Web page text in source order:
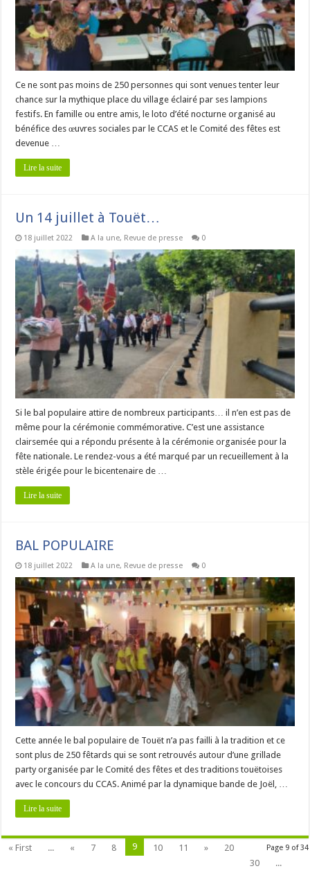
Ce ne sont pas moins de 250 personnes qui sont venues tenter leur
chance sur la mythique place du village éclairé par ses lampions
festifs. En famille ou entre amis, le loto d’été nocturne organisé au
bénéfice des œuvres sociales par le CCAS et le Comité des fêtes est
devenue …
Lire la suite
Un 14 juillet à Touët…
18 juillet 2022 A la une, Revue de presse 0
Si le bal populaire attire de nombreux participants… il n’en est pas de
même pour la cérémonie commémorative. C’est une assistance
clairsemée qui a répondu présente à la cérémonie organisée pour la
fête nationale. Le rendez-vous a été marqué par un recueillement à la
stèle érigée pour le bicentenaire de …
Lire la suite
BAL POPULAIRE
18 juillet 2022 A la une, Revue de presse 0
Cette année le bal populaire de Touët n’a pas failli à la tradition et ce
sont plus de 250 fêtards qui se sont retrouvés autour d’une grillade
party organisée par le Comité des fêtes et des traditions touëtoises
avec le concours du CCAS. Animé par la dynamique bande de Joël, …
Lire la suite
Page 9 of 34
« First ... « 7 8 9 10 11 »
20
30
...